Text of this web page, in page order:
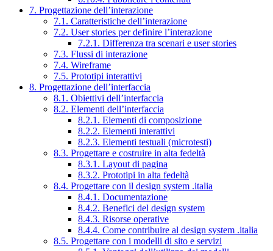
7. Progettazione dell’interazione
7.1. Caratteristiche dell’interazione
7.2. User stories per definire l’interazione
7.2.1. Differenza tra scenari e user stories
7.3. Flussi di interazione
7.4. Wireframe
7.5. Prototipi interattivi
8. Progettazione dell’interfaccia
8.1. Obiettivi dell’interfaccia
8.2. Elementi dell’interfaccia
8.2.1. Elementi di composizione
8.2.2. Elementi interattivi
8.2.3. Elementi testuali (microtesti)
8.3. Progettare e costruire in alta fedeltà
8.3.1. Layout di pagina
8.3.2. Prototipi in alta fedeltà
8.4. Progettare con il design system .italia
8.4.1. Documentazione
8.4.2. Benefici del design system
8.4.3. Risorse operative
8.4.4. Come contribuire al design system .italia
8.5. Progettare con i modelli di sito e servizi